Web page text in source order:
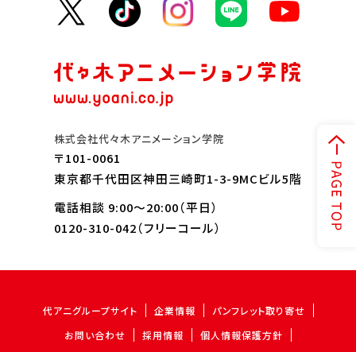
株式会社代々木アニメーション学院
〒101-0061
東京都千代田区神田三崎町1-3-9MCビル5階
電話相談 9:00～20:00（平日）
0120-310-042（フリーコール）
代アニグループサイト 企業情報
パンフレット取り寄せ
お問い合わせ
採用情報 個人情報保護方針